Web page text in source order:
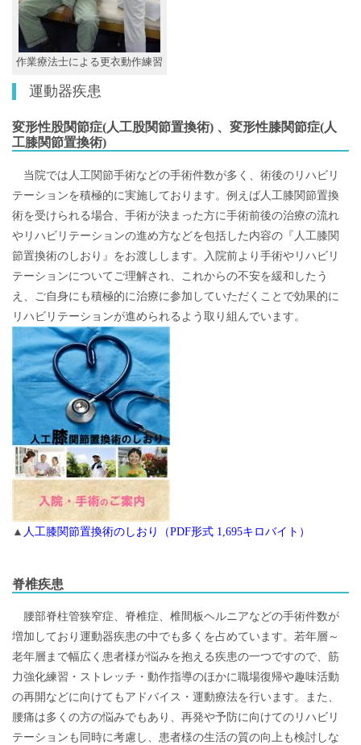
作業療法士による更衣動作練習
運動器疾患
変形性股関節症(人工股関節置換術) 、変形性膝関節症(人
工膝関節置換術)
当院では人工関節手術などの手術件数が多く、術後のリハビリ
テーションを積極的に実施しております。例えば人工膝関節置換
術を受けられる場合、手術が決まった方に手術前後の治療の流れ
やリハビリテーションの進め方などを包括した内容の『人工膝関
節置換術のしおり』をお渡しします。入院前より手術やリハビリ
テーションについてご理解され、これからの不安を緩和したう
え、ご自身にも積極的に治療に参加していただくことで効果的に
リハビリテーションが進められるよう取り組んでいます。
▲ 人工膝関節置換術のしおり（PDF形式 1,695キロバイト）
脊椎疾患
腰部脊柱管狭窄症、脊椎症、椎間板ヘルニアなどの手術件数が
増加しており運動器疾患の中でも多くを占めています。若年層～
老年層まで幅広く患者様が悩みを抱える疾患の一つですので、筋
力強化練習・ストレッチ・動作指導のほかに職場復帰や趣味活動
の再開などに向けてもアドバイス・運動療法を行います。また、
腰痛は多くの方の悩みでもあり、再発や予防に向けてのリハビリ
テーションも同時に考慮し、患者様の生活の質の向上も検討しな